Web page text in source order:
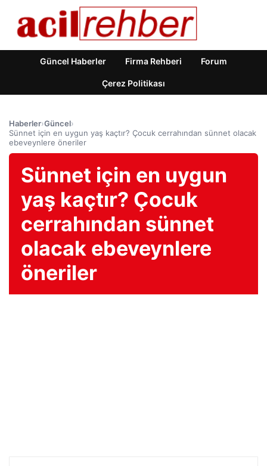
Güncel Haberler Firma Rehberi Forum
Çerez Politikası
Haberler›Güncel›
Sünnet için en uygun yaş kaçtır? Çocuk cerrahından sünnet olacak
ebeveynlere öneriler
Sünnet için en uygun
yaş kaçtır? Çocuk
cerrahından sünnet
olacak ebeveynlere
öneriler